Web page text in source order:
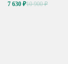
7 630 ₽10 900 ₽